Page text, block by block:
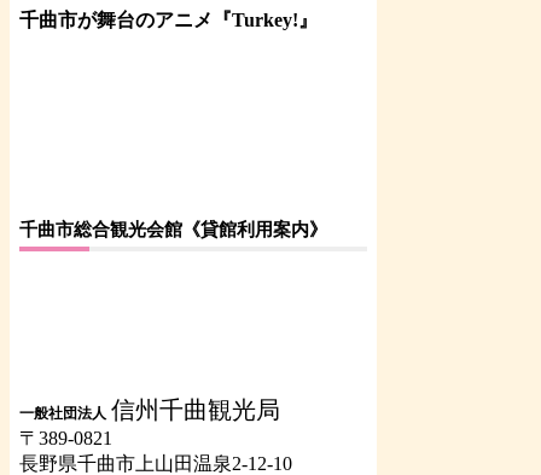
千曲市が舞台のアニメ『Turkey!』
千曲市総合観光会館《貸館利用案内》
一般社団法人 信州千曲観光局
〒389-0821
長野県千曲市上山田温泉2-12-10